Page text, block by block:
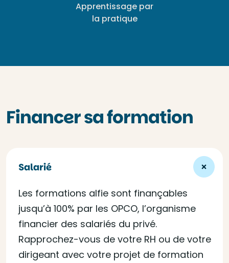
Apprentissage par
la pratique
Financer sa formation
Salarié
Les formations alfie sont finançables
jusqu’à 100% par les OPCO, l’organisme
financier des salariés du privé.
Rapprochez-vous de votre RH ou de votre
dirigeant avec votre projet de formation